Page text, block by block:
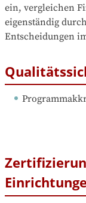
ein, vergleichen
eigenständig
Entscheidungen